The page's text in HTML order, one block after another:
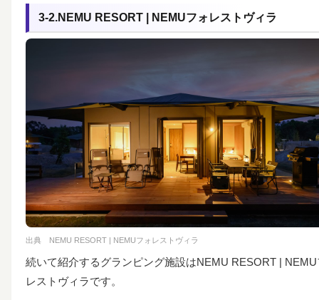
3-2.NEMU RESORT | NEMUフォレストヴィラ
出典 NEMU RESORT | NEMUフォレストヴィラ
続いて紹介するグランピング施設はNEMU RESORT | NEMU
レストヴィラです。